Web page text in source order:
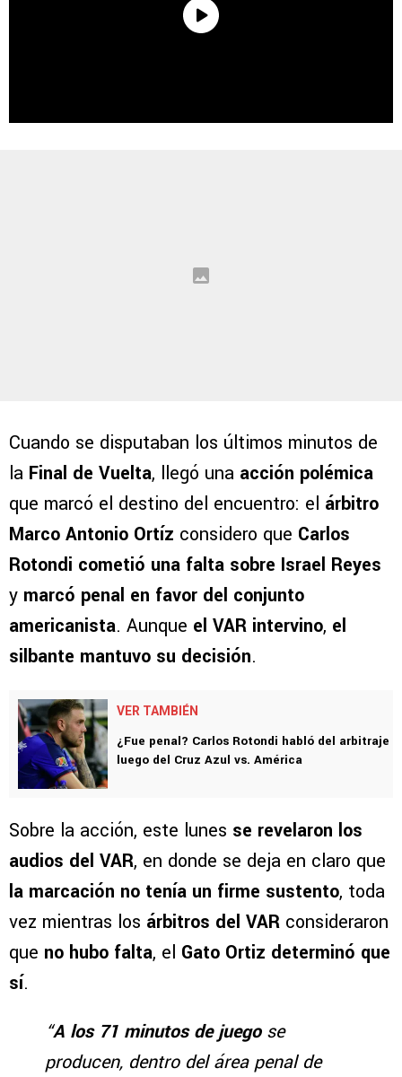
Cuando se disputaban los últimos minutos de
la Final de Vuelta, llegó una acción polémica
que marcó el destino del encuentro: el árbitro
Marco Antonio Ortíz considero que Carlos
Rotondi cometió una falta sobre Israel Reyes
y marcó penal en favor del conjunto
americanista. Aunque el VAR intervino, el
silbante mantuvo su decisión.
VER TAMBIÉN
¿Fue penal? Carlos Rotondi habló del arbitraje
luego del Cruz Azul vs. América
Sobre la acción, este lunes se revelaron los
audios del VAR, en donde se deja en claro que
la marcación no tenía un firme sustento, toda
vez mientras los árbitros del VAR consideraron
que no hubo falta, el Gato Ortiz determinó que
sí.
“A los 71 minutos de juegose
producen, dentro del área penal de